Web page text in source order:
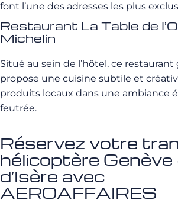
font l’une des adresses les plus
Restaurant La Table de
Michelin
Situé au sein de l’hôtel, ce
propose une cuisine subtile et
produits locaux dans une ambiance
feutrée.
Réservez votre
hélicoptère Genève
d’Isère avec
AEROAFFAIRES